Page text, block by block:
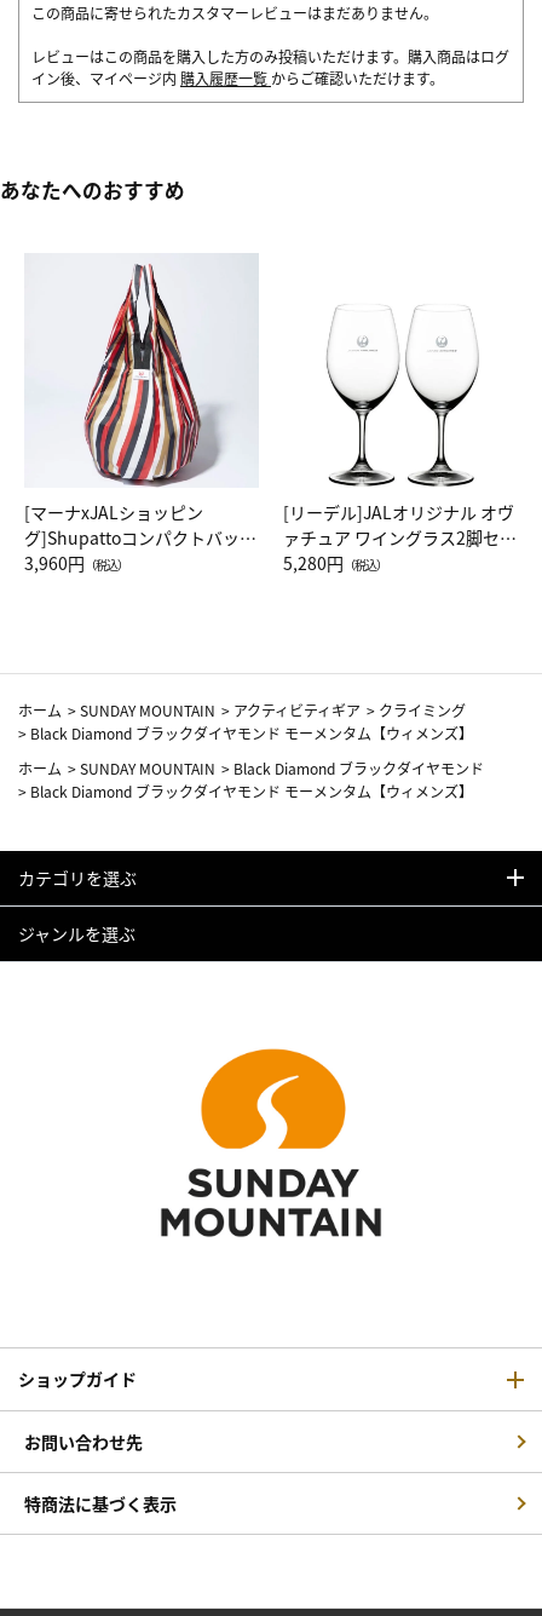
この商品に寄せられたカスタマーレビューはまだありません。
レビューはこの商品を購入した方のみ投稿いただけます。購入商品はログ
イン後、マイページ内 購入履歴一覧 からご確認いただけます。
あなたへのおすすめ
[マーナxJALショッピン
グ]Shupattoコンパクトバッグ
Drop JAL客室乗務員（LC）ス
3,960円 （税込）
[リーデル]JALオリジナル オヴ
ァチュア ワイングラス2脚セッ
ト（レッドワイン）
5,280円 （税込）
ホーム >SUNDAY MOUNTAIN > アクティビティギア > クライミング
> Black Diamond ブラックダイヤモンド モーメンタム【ウィメンズ】
ホーム >SUNDAY MOUNTAIN > Black Diamond ブラックダイヤモンド
> Black Diamond ブラックダイヤモンド モーメンタム【ウィメンズ】
カテゴリを選ぶ
ジャンルを選ぶ
ショップガイド
お問い合わせ先
特商法に基づく表示